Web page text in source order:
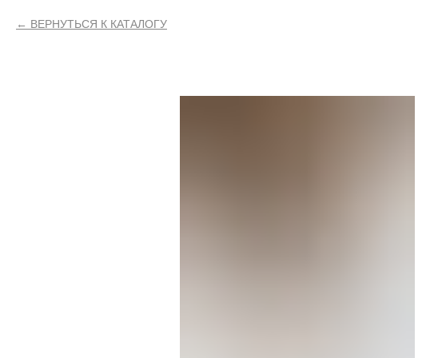
ВЕРНУТЬСЯ К КАТАЛОГУ